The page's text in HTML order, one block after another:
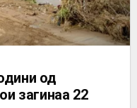
од
загинаа 22